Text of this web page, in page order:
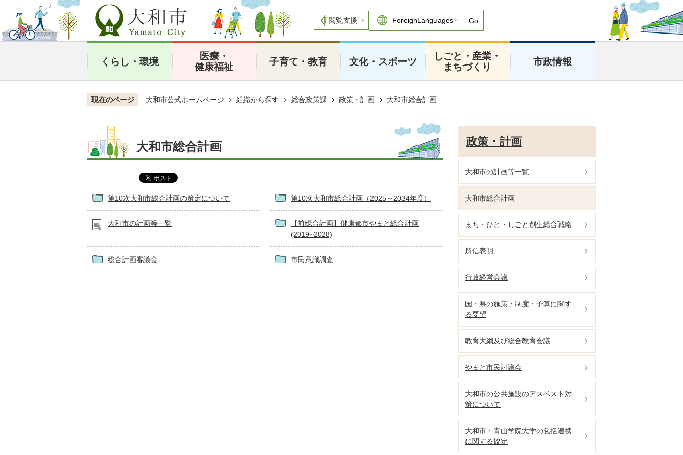
閲覧支援 Go
くらし・環境
医療・
健康福祉
子育て・教育 文化・スポーツ
しごと・産業・
まちづくり
市政情報
現在のページ 大和市公式ホームページ 組織から探す 総合政策課 政策・計画 大和市総合計画
大和市総合計画
第10次大和市総合計画の策定について 第10次大和市総合計画（2025～2034年度）
大和市の計画等一覧
【前総合計画】健康都市やまと総合計画
(2019~2028)
総合計画審議会 市民意識調査
政策・計画
大和市の計画等一覧
大和市総合計画
まち・ひと・しごと創生総合戦略
所信表明
行政経営会議
国・県の施策・制度・予算に関す
る要望
教育大綱及び総合教育会議
やまと市民討議会
大和市の公共施設のアスベスト対
策について
大和市・青山学院大学の包括連携
に関する協定